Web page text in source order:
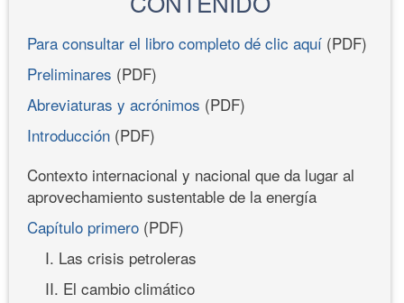
Para consultar el libro completo dé clic aquí (PDF)
Preliminares (PDF)
Abreviaturas y acrónimos (PDF)
Introducción (PDF)
Contexto internacional y nacional que da lugar al
aprovechamiento sustentable de la energía
Capítulo primero (PDF)
I. Las crisis petroleras
II. El cambio climático